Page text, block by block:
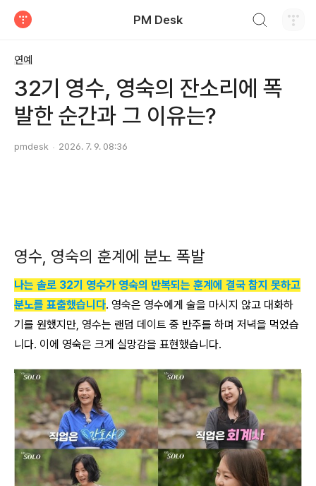
PM Desk
연예
32기 영수, 영숙의 잔소리에 폭
발한 순간과 그 이유는?
pmdesk 2026. 7. 9. 08:36
영수, 영숙의 훈계에 분노 폭발
나는 솔로 32기 영수가 영숙의 반복되는 훈계에 결국 참지 못하고
분노를 표출했습니다. 영숙은 영수에게 술을 마시지 않고 대화하
기를 원했지만, 영수는 랜덤 데이트 중 반주를 하며 저녁을 먹었습
니다. 이에 영숙은 크게 실망감을 표현했습니다.